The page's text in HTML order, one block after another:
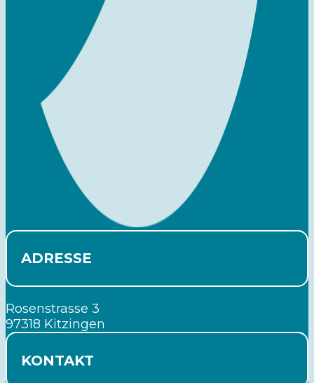
ADRESSE
Rosenstrasse 3
97318 Kitzingen
KONTAKT